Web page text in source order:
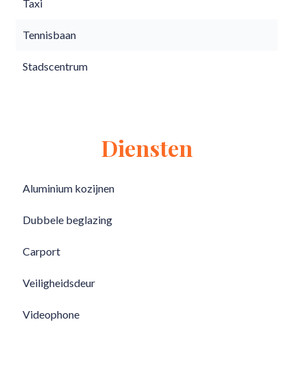
Taxi
Tennisbaan
Stadscentrum
Diensten
Aluminium kozijnen
Dubbele beglazing
Carport
Veiligheidsdeur
Videophone